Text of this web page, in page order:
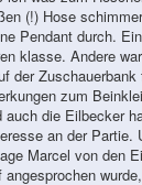
(!) Hose
Pendant durch.
klasse. Andere
der Zuschauerbank
zum
auch die Eilbecker
an der Partie.
Marcel von den
angesprochen